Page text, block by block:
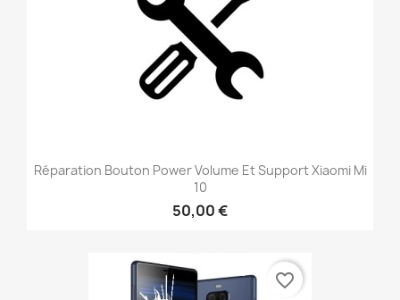
Réparation Bouton Power Volume Et Support Xiaomi Mi
10
50,00 €
favorite_border